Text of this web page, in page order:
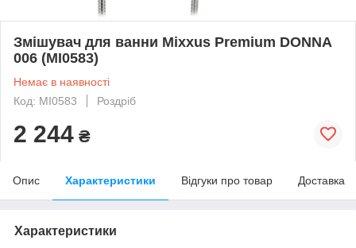
Змішувач для ванни Mixxus Premium DONNA
006 (MI0583)
Немає в наявності
Код: MI0583
Роздріб
2 244 ₴
Опис Характеристики Відгуки про товар Доставка
Характеристики